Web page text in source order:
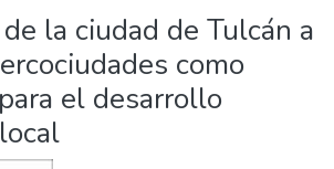
la ciudad de Tulcán a
como
el desarrollo